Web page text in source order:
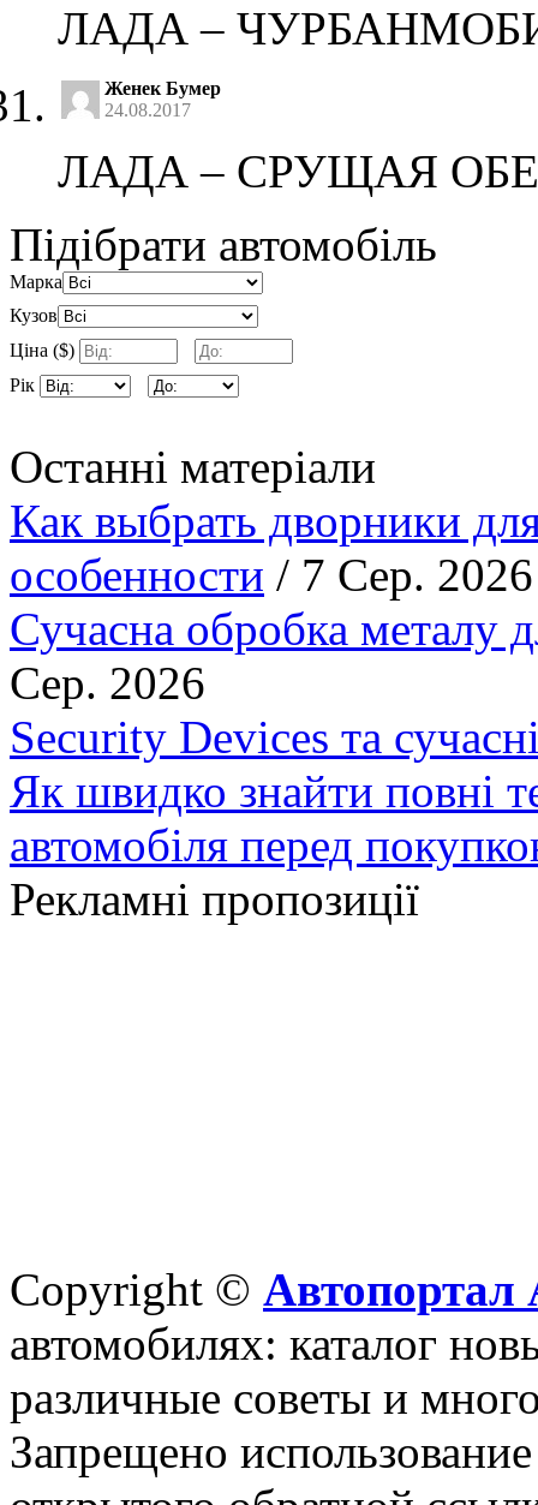
ЛАДА –
Женек Бумер
24.08.2017
ЛАДА – СРУЩАЯ
Підібрати автомобіль
Марка
Кузов
Ціна ($)
Рік
Останні матеріали
Как выбрать дворники
особенности / 7 Сер. 2026
Сучасна обробка металу
Сер. 2026
Security Devices та
Як швидко знайти повні
автомобіля перед
Рекламні пропозиції
Copyright © Автопортал
автомобилях: каталог
различные советы и
Запрещено